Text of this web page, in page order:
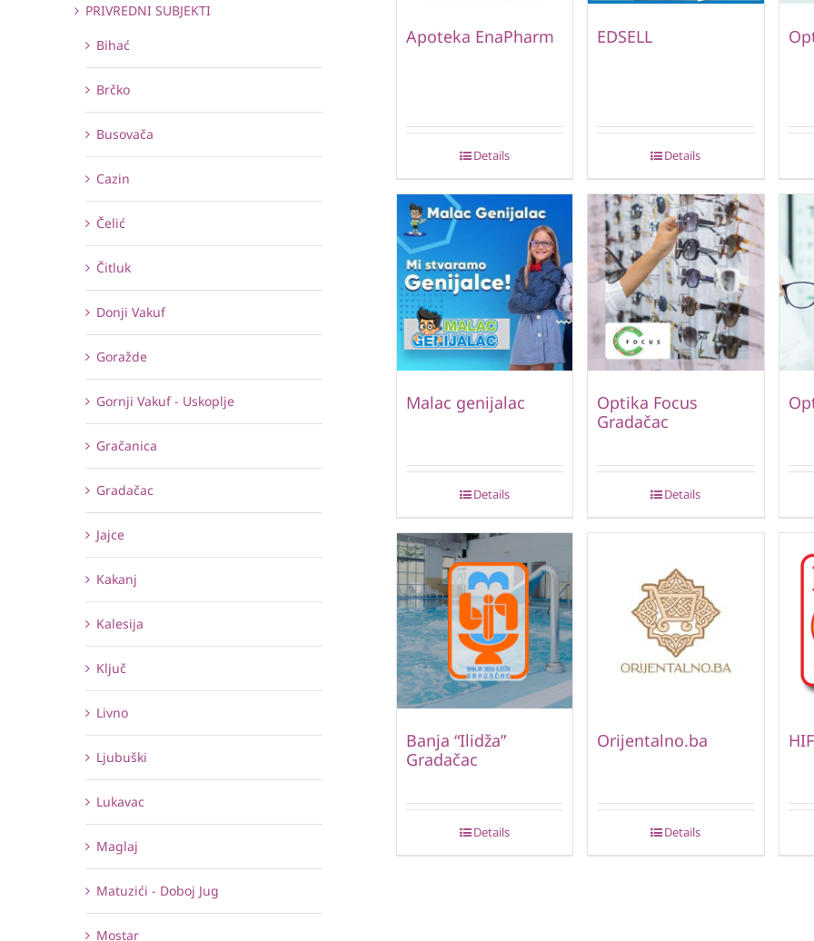
Apoteka EnaPharm
Details
EDSELL
Details
Malac genijalac
Details
Optika Focus
Gradačac
Details
Banja “Ilidža”
Gradačac
Details
Orijentalno.ba
Details
PRIVREDNI SUBJEKTI
Bihać
Brčko
Busovača
Cazin
Čelić
Čitluk
Donji Vakuf
Goražde
Gornji Vakuf - Uskoplje
Gračanica
Gradačac
Jajce
Kakanj
Kalesija
Ključ
Livno
Ljubuški
Lukavac
Maglaj
Matuzići - Doboj Jug
Mostar